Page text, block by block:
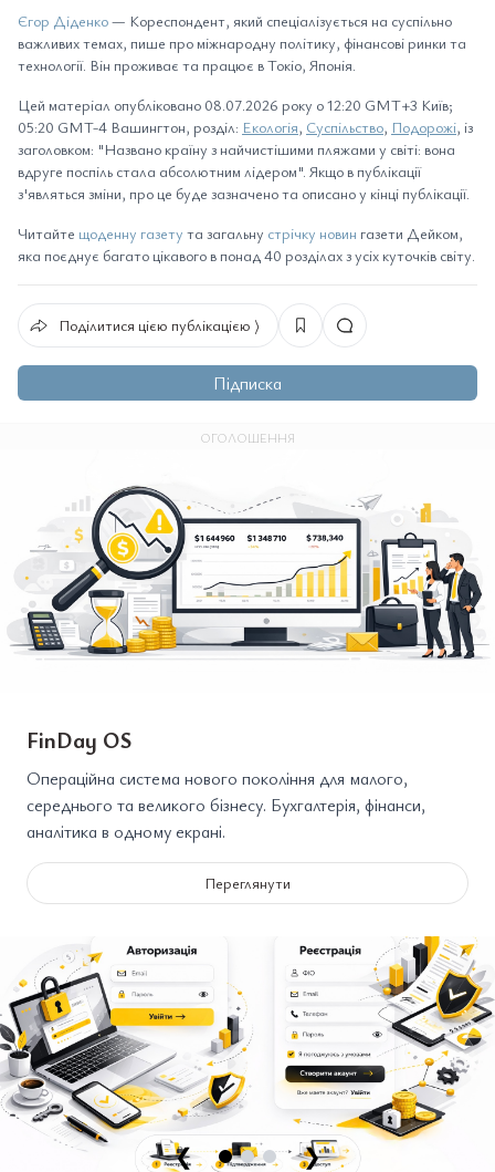
Єгор Діденко— Кореспондент, який спеціалізується на суспільно
важливих темах, пише про міжнародну політику, фінансові ринки та
технології. Він проживає та працює в Токіо, Японія.
Цей матеріал опубліковано 08.07.2026 року о 12:20 GMT+3 Київ;
05:20 GMT-4 Вашингтон, розділ: Екологія, Суспільство, Подорожі, із
заголовком: "Названо країну з найчистішими пляжами у світі: вона
вдруге поспіль стала абсолютним лідером". Якщо в публікації
з'являться зміни, про це буде зазначено та описано у кінці публікації.
Читайте щоденну газету та загальну стрічку новин газети Дейком,
яка поєднує багато цікавого в понад 40 розділах з усіх куточків світу.
Поділитися цією публікацією ⟩
Підписка
ОГОЛОШЕННЯ
FinDay OS
Операційна система нового покоління для малого,
середнього та великого бізнесу. Бухгалтерія, фінанси,
аналітика в одному екрані.
Переглянути
❮ ❯